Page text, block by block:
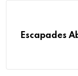
Escapades